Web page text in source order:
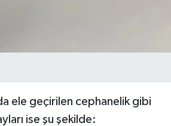
ele geçirilen cephanelik gibi
ise şu şekilde: